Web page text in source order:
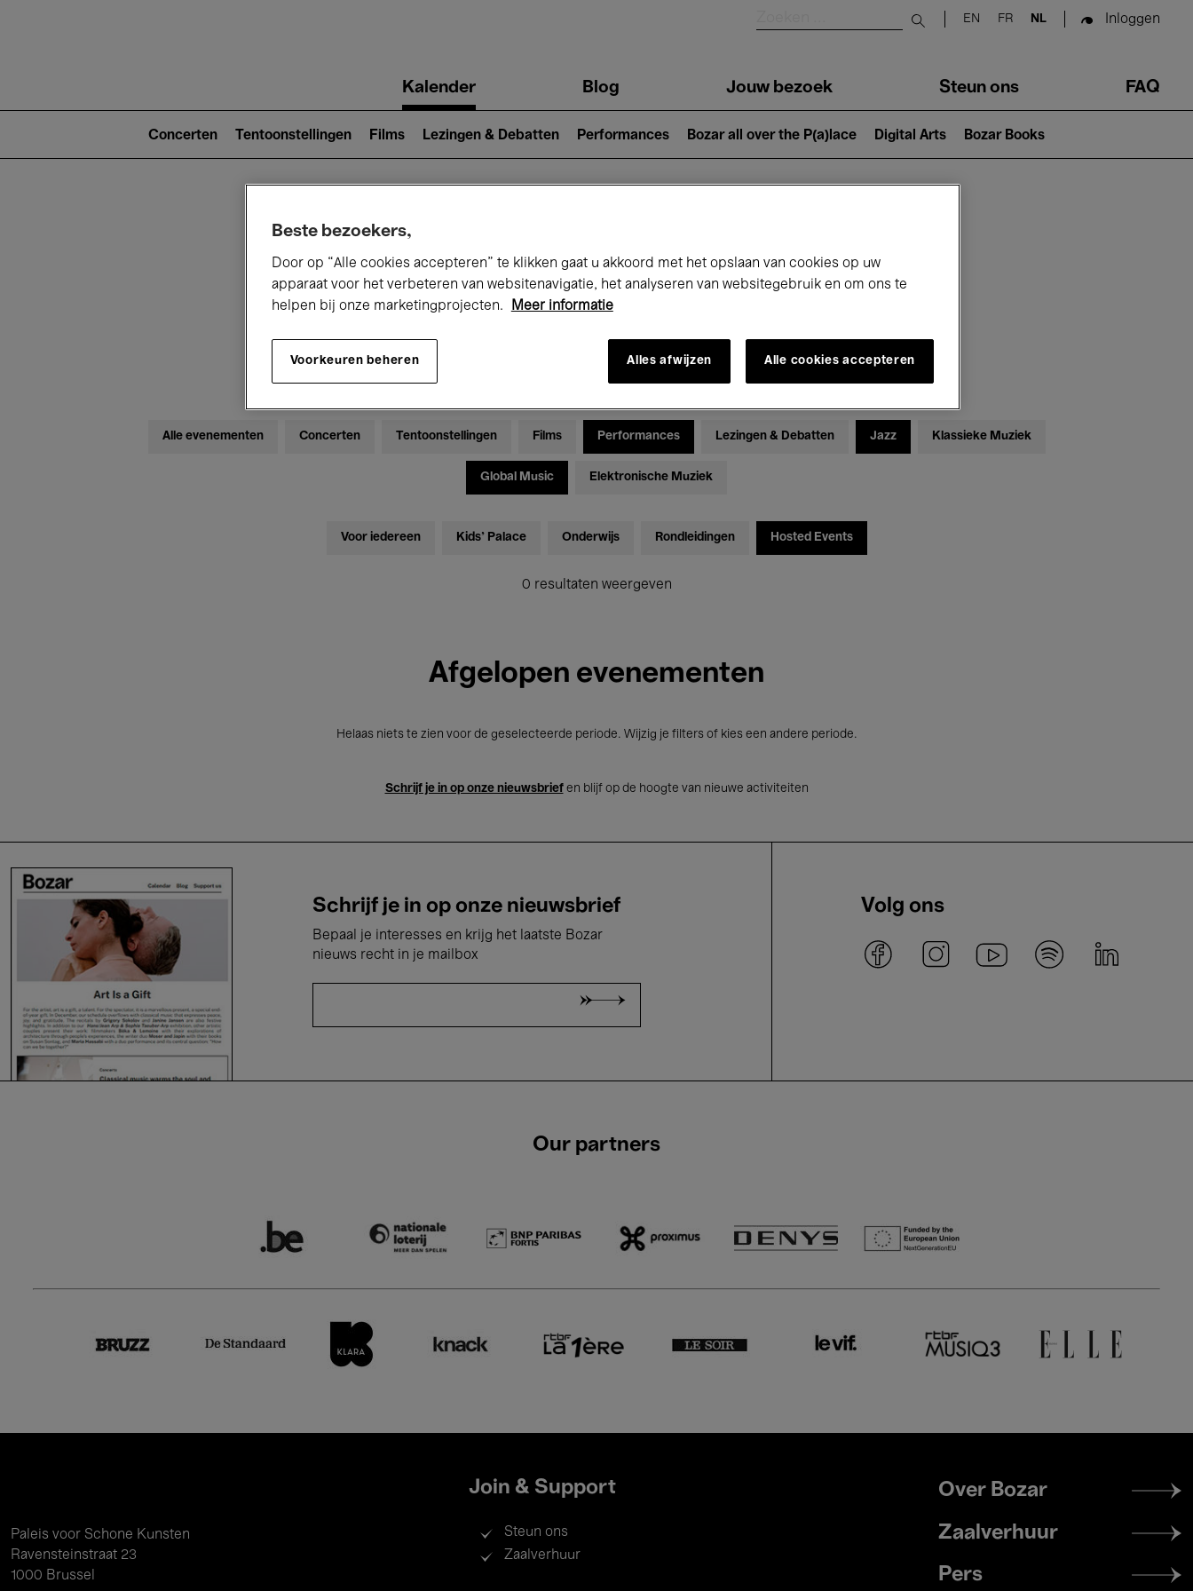
Submit search
EN FR NL Inloggen
navigationKalender Blog Jouw bezoek Steun ons FAQ
2)
Concerten Tentoonstellingen Films Lezingen & Debatten Performances Bozar all over the P(a)lace Digital Arts Bozar Books
Nu bij Bozar
Maandag 13 April 2026
Alle evenementen Concerten Tentoonstellingen Films Performances Lezingen & Debatten Jazz Klassieke Muziek
Global Music Elektronische Muziek
Voor iedereen Kids’ Palace Onderwijs Rondleidingen Hosted Events
0 resultaten weergeven
Afgelopen evenementen
Helaas niets te zien voor de geselecteerde periode. Wijzig je filters of kies een andere periode.
Schrijf je in op onze nieuwsbriefen blijf op de hoogte van nieuwe activiteiten
Schrijf je in op onze nieuwsbrief
Bepaal je interesses en krijg het laatste Bozar
nieuws recht in je mailbox
Volg ons
Our partners
Paleis voor Schone Kunsten
Ravensteinstraat 23
1000 Brussel
Join & Support
Steun ons
Zaalverhuur
Footer
menu
Over Bozar
Zaalverhuur
Pers
Beste bezoekers,
Door op “Alle cookies accepteren” te klikken gaat u akkoord met het opslaan van cookies op uw
apparaat voor het verbeteren van websitenavigatie, het analyseren van websitegebruik en om ons te
helpen bij onze marketingprojecten.
Meer informatie
Voorkeuren beheren Alles afwijzen Alle cookies accepteren